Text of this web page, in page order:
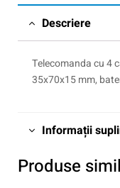
Descriere
Telecomanda cu 4
35x70x15 mm,
Informații
Produse